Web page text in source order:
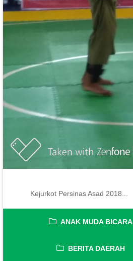
Kejurkot Persinas Asad 2018...
ANAK MUDA BICARA
BERITA DAERAH